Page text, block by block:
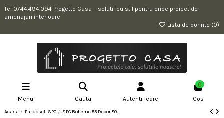
Tel 0744.494.094 Progetto Casa – solutii cu stil pentru orice proiect de
amenajari interioare
Lista de dorinte (0)
Menu Cauta Autentificare
0
Cos
Acasa Pardoseli SPC SPC Boheme 55 Decor 80